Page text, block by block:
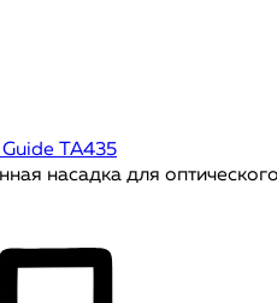
Guide TA435
насадка для